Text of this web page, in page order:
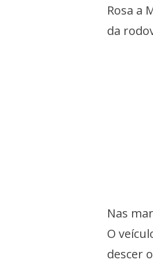
Rosa a
da
Nas
O
descer